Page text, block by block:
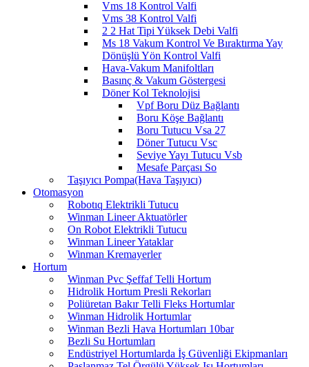
Vms 18 Kontrol Valfi
Vms 38 Kontrol Valfi
2 2 Hat Tipi Yüksek Debi Valfi
Ms 18 Vakum Kontrol Ve Bıraktırma Yay
Dönüşlü Yön Kontrol Valfi
Hava-Vakum Manifoltları
Basınç & Vakum Göstergesi
Döner Kol Teknolojisi
Vpf Boru Düz Bağlantı
Boru Köşe Bağlantı
Boru Tutucu Vsa 27
Döner Tutucu Vsc
Seviye Yayı Tutucu Vsb
Mesafe Parçası So
Taşıyıcı Pompa(Hava Taşıyıcı)
Otomasyon
Robotıq Elektrikli Tutucu
Winman Lineer Aktuatörler
On Robot Elektrikli Tutucu
Winman Lineer Yataklar
Winman Kremayerler
Hortum
Winman Pvc Şeffaf Telli Hortum
Hidrolik Hortum Presli Rekorları
Poliüretan Bakır Telli Fleks Hortumlar
Winman Hidrolik Hortumlar
Winman Bezli Hava Hortumları 10bar
Bezli Su Hortumları
Endüstriyel Hortumlarda İş Güvenliği Ekipmanları